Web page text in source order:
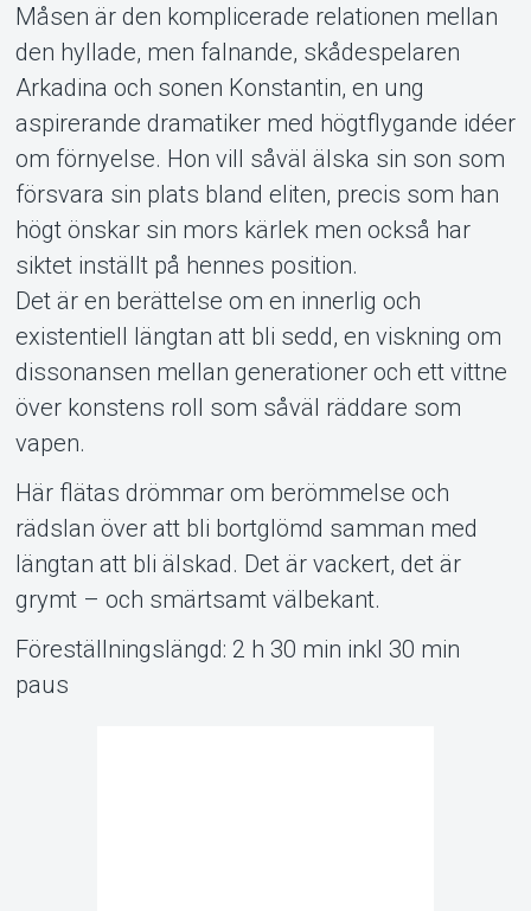
Om Tickster
Måsen är den komplicerade relationen mellan
den hyllade, men falnande, skådespelaren
Arkadina och sonen Konstantin, en ung
aspirerande dramatiker med högtflygande idéer
om förnyelse. Hon vill såväl älska sin son som
försvara sin plats bland eliten, precis som han
högt önskar sin mors kärlek men också har
siktet inställt på hennes position.
Det är en berättelse om en innerlig och
existentiell längtan att bli sedd, en viskning om
dissonansen mellan generationer och ett vittne
över konstens roll som såväl räddare som
vapen.
Här flätas drömmar om berömmelse och
rädslan över att bli bortglömd samman med
längtan att bli älskad. Det är vackert, det är
grymt – och smärtsamt välbekant.
Föreställningslängd: 2 h 30 min inkl 30 min
paus